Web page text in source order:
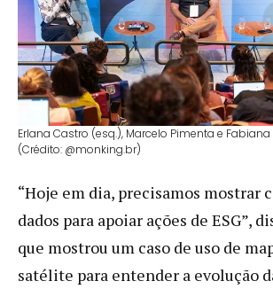
Erlana Castro (esq.), Marcelo Pimenta e
(Crédito: @monking.br)
“Hoje em dia, precisamos mostrar
dados para apoiar ações de ESG”,
que mostrou um caso de uso de
satélite para entender a evolução